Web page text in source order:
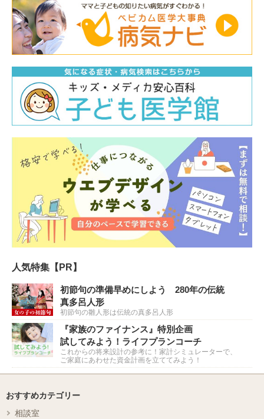
人気特集【PR】
初節句の準備早めにしよう 280年の伝統
真多呂人形
初節句の雛人形は伝統の真多呂人形
『家族のファイナンス』特別企画
試してみよう！ライフプランコーチ
これからの将来設計の参考に！家計シミュレーターで、
ご家庭にあわせた資金計画を立ててみよう！
おすすめカテゴリー
相談室